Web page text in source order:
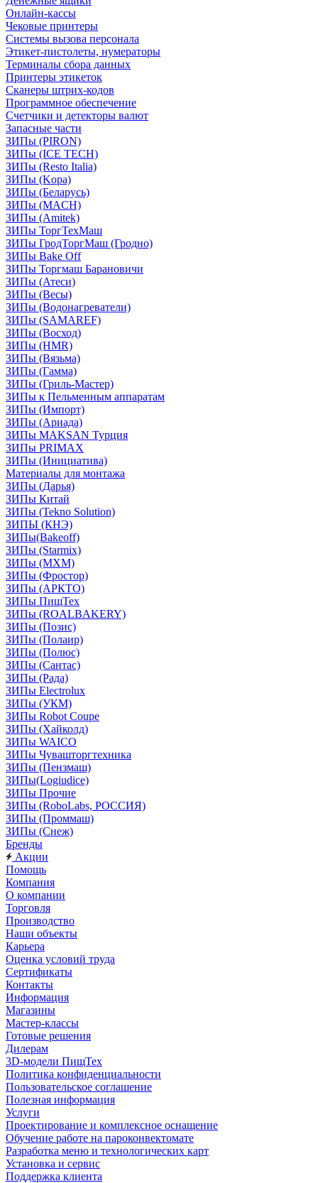
Онлайн-кассы
Чековые принтеры
Системы вызова персонала
Этикет-пистолеты, нумераторы
Терминалы сбора данных
Принтеры этикеток
Сканеры штрих-кодов
Программное обеспечение
Счетчики и детекторы валют
Запасные части
ЗИПы (PIRON)
ЗИПы (ICE TECH)
ЗИПы (Resto Italia)
ЗИПы (Kopa)
ЗИПы (Беларусь)
ЗИПы (MACH)
ЗИПы (Amitek)
ЗИПы ТоргТехМаш
ЗИПы ГродТоргМаш (Гродно)
ЗИПы Bake Off
ЗИПы Торгмаш Барановичи
ЗИПы (Атеси)
ЗИПы (Весы)
ЗИПы (Водонагреватели)
ЗИПы (SAMAREF)
ЗИПы (Восход)
ЗИПы (HMR)
ЗИПы (Вязьма)
ЗИПы (Гамма)
ЗИПы (Гриль-Мастер)
ЗИПы к Пельменным аппаратам
ЗИПы (Импорт)
ЗИПы (Ариада)
ЗИПы MAKSAN Турция
ЗИПы PRIMAX
ЗИПы (Инициатива)
Материалы для монтажа
ЗИПы (Дарья)
ЗИПы Китай
ЗИПы (Tekno Solution)
ЗИПЫ (КНЭ)
ЗИПы(Bakeoff)
ЗИПы (Starmix)
ЗИПы (МХМ)
ЗИПы (Фростор)
ЗИПы (АРКТО)
ЗИПы ПищТех
ЗИПы (ROALBAKERY)
ЗИПы (Позис)
ЗИПы (Полаир)
ЗИПы (Полюс)
ЗИПы (Сантас)
ЗИПы (Рада)
ЗИПы Electrolux
ЗИПы (УКМ)
ЗИПы Robot Coupe
ЗИПы (Хайколд)
ЗИПы WAICO
ЗИПы Чувашторгтехника
ЗИПы (Пензмаш)
ЗИПы(Logiudice)
ЗИПы Прочие
ЗИПы (RoboLabs, РОССИЯ)
ЗИПы (Проммаш)
ЗИПы (Снеж)
Бренды
Акции
Помощь
Компания
О компании
Торговля
Производство
Наши объекты
Карьера
Оценка условий труда
Сертификаты
Контакты
Информация
Магазины
Мастер-классы
Готовые решения
Дилерам
3D-модели ПищТех
Политика конфиденциальности
Пользовательское соглашение
Полезная информация
Услуги
Проектирование и комплексное оснащение
Обучение работе на пароконвектомате
Разработка меню и технологических карт
Установка и сервис
Поддержка клиента